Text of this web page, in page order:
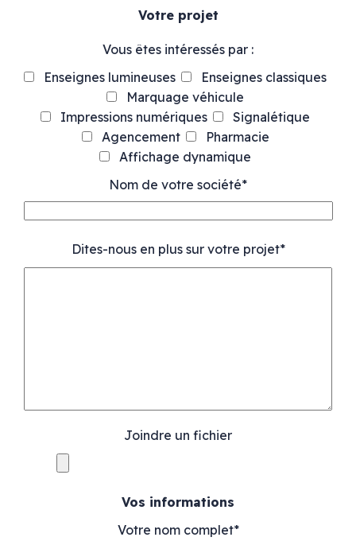
Votre projet
Vous êtes intéressés par :
Enseignes lumineuses
Enseignes classiques
Marquage véhicule
Impressions numériques
Signalétique
Agencement
Pharmacie
Affichage dynamique
Nom de votre société*
Dites-nous en plus sur votre projet*
Joindre un fichier
Vos informations
Votre nom complet*